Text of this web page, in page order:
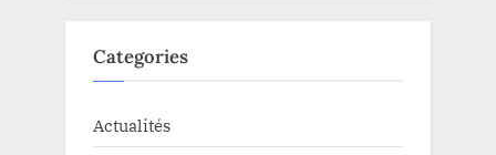
Categories
Actualités